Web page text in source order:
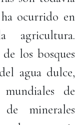
ocurrido en
agricultura.
los bosques
agua dulce,
de
minerales